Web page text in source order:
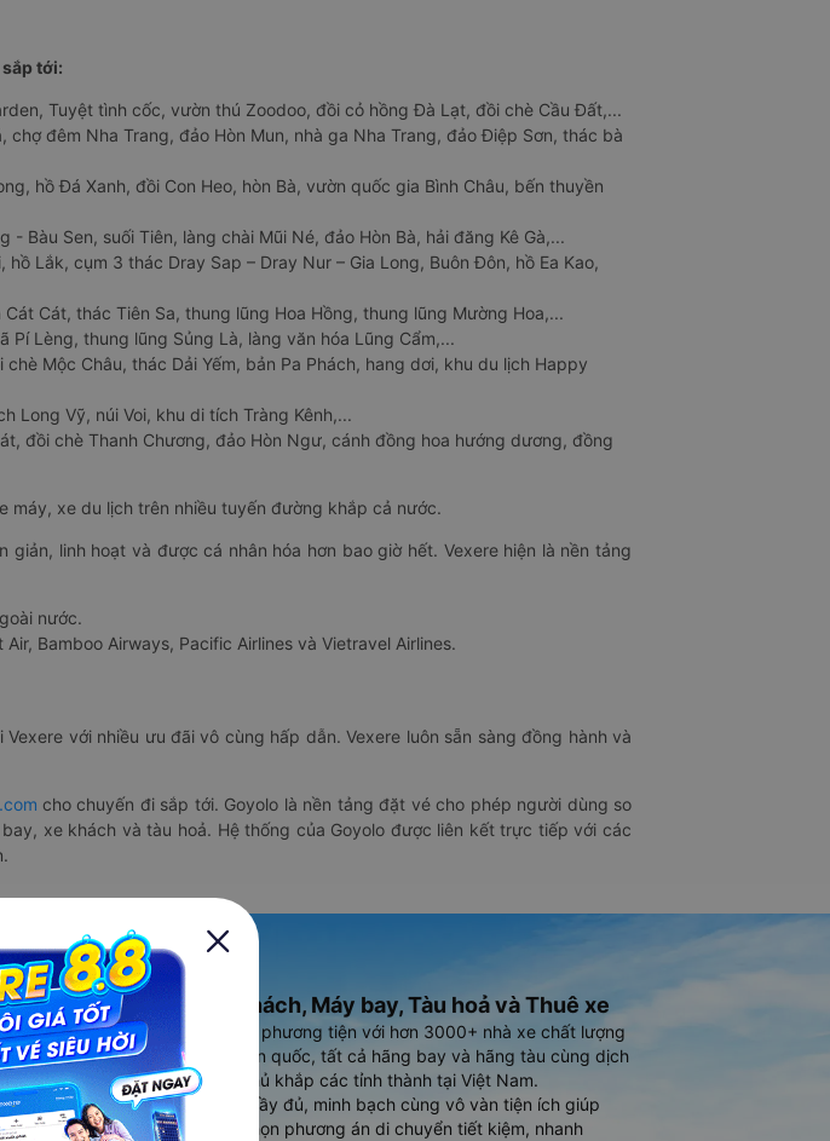
tới:
Tuyệt tình cốc, vườn thú Zoodoo, đồi cỏ hồng Đà Lạt, đồi chè Cầu Đất,...
chợ đêm Nha Trang, đảo Hòn Mun, nhà ga Nha Trang, đảo Điệp Sơn, thác bà
hồ Đá Xanh, đồi Con Heo, hòn Bà, vườn quốc gia Bình Châu, bến thuyền
Bàu Sen, suối Tiên, làng chài Mũi Né, đảo Hòn Bà, hải đăng Kê Gà,...
Lắk, cụm 3 thác Dray Sap – Dray Nur – Gia Long, Buôn Đôn, hồ Ea Kao,
Cát, thác Tiên Sa, thung lũng Hoa Hồng, thung lũng Mường Hoa,...
Lèng, thung lũng Sủng Là, làng văn hóa Lũng Cẩm,...
Mộc Châu, thác Dải Yếm, bản Pa Phách, hang dơi, khu du lịch Happy
Long Vỹ, núi Voi, khu di tích Tràng Kênh,...
đồi chè Thanh Chương, đảo Hòn Ngư, cánh đồng hoa hướng dương, đồng
máy, xe du lịch trên nhiều tuyến đường khắp cả nước.
linh hoạt và được cá nhân hóa hơn bao giờ hết. Vexere hiện là nền tảng
nước.
Bamboo Airways, Pacific Airlines và Vietravel Airlines.
với nhiều ưu đãi vô cùng hấp dẫn. Vexere luôn sẵn sàng đồng hành và
cho chuyến đi sắp tới. Goyolo là nền tảng đặt vé cho phép người dùng so
xe khách và tàu hoả. Hệ thống của Goyolo được liên kết trực tiếp với các
Ứng dụng đặt vé Xe khách, Máy bay, Tàu hoả và Thuê xe
Vexere - ứng dụng đặt vé đa phương tiện với hơn 3000+ nhà xe chất lượng
cao, 5000+ tuyến đường toàn quốc, tất cả hãng bay và hãng tàu cùng dịch
vụ thuê xe máy, xe du lịch phủ khắp các tỉnh thành tại Việt Nam.
Ứng dụng hiển thị thông tin đầy đủ, minh bạch cùng vô vàn tiện ích giúp
người dùng so sánh và lựa chọn phương án di chuyển tiết kiệm, nhanh